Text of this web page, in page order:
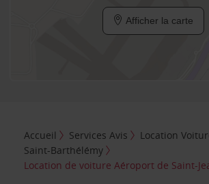
Afficher la carte
Accueil Services Avis Location
Saint-Barthélémy
Location de voiture Aéroport de Saint-